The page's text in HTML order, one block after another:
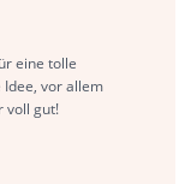
eine tolle
vor allem
voll gut!